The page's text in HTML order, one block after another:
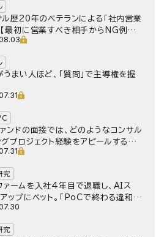
ル歴20年のベテランによる「社内営業
【最初に営業すべき相手からNG例ま
うまい人ほど、「質問」で主導権を握
ンドの面接では、どのようなコンサル
グプロジェクト経験をアピールするべ
究
ァームを入社4年目で退職し、AIス
アップにベット。｢PoCで終わる違和
うなったのか／Gen-AX株式会社
究